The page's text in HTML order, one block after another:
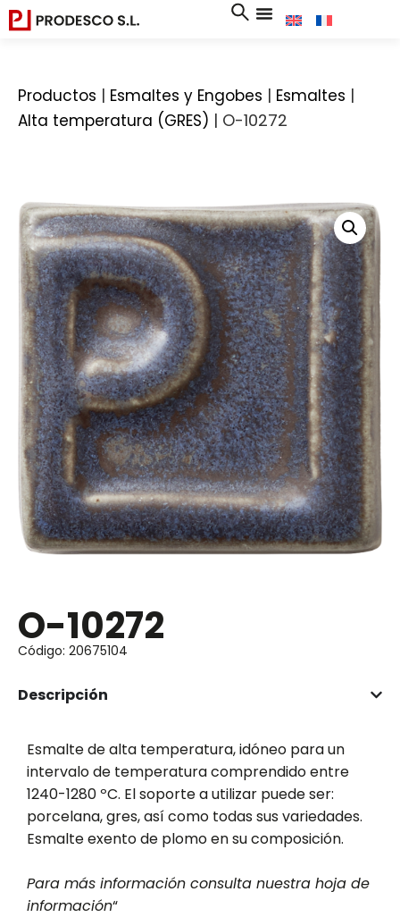
Productos | Esmaltes y Engobes | Esmaltes |
Alta temperatura (GRES) | O-10272
O-10272
Código: 20675104
Descripción
Esmalte de alta temperatura, idóneo para un
intervalo de temperatura comprendido entre
1240-1280 ºC. El soporte a utilizar puede ser:
porcelana, gres, así como todas sus variedades.
Esmalte exento de plomo en su composición.
Para más información consulta nuestra hoja de
información“